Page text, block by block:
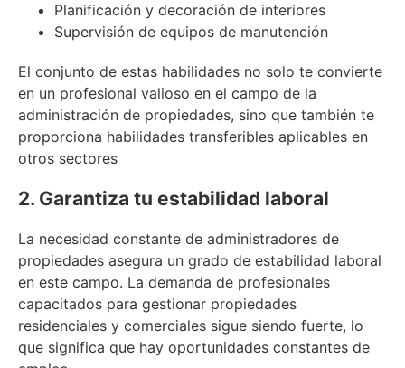
Planificación y decoración de interiores
Supervisión de equipos de manutención
El conjunto de estas habilidades no solo te convierte
en un profesional valioso en el campo de la
administración de propiedades, sino que también te
proporciona habilidades transferibles aplicables en
otros sectores
2. Garantiza tu estabilidad laboral
La necesidad constante de administradores de
propiedades asegura un grado de estabilidad laboral
en este campo. La demanda de profesionales
capacitados para gestionar propiedades
residenciales y comerciales sigue siendo fuerte, lo
que significa que hay oportunidades constantes de